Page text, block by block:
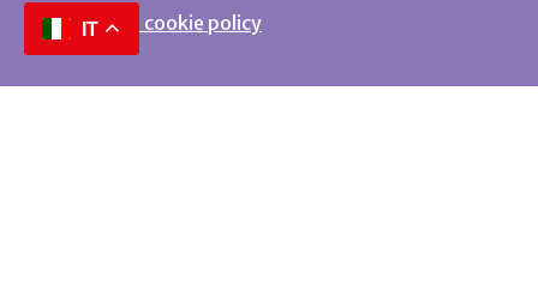
Privacy e cookie policy
IT